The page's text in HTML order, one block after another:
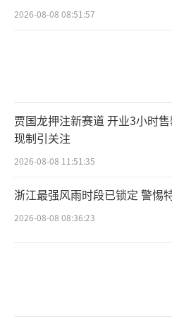
2026-08-08 08:51:57
贾国龙押注新赛道 开业3小时
现制引关注
2026-08-08 11:51:35
浙江最强风雨时段已锁定 警惕
2026-08-08 08:36:23